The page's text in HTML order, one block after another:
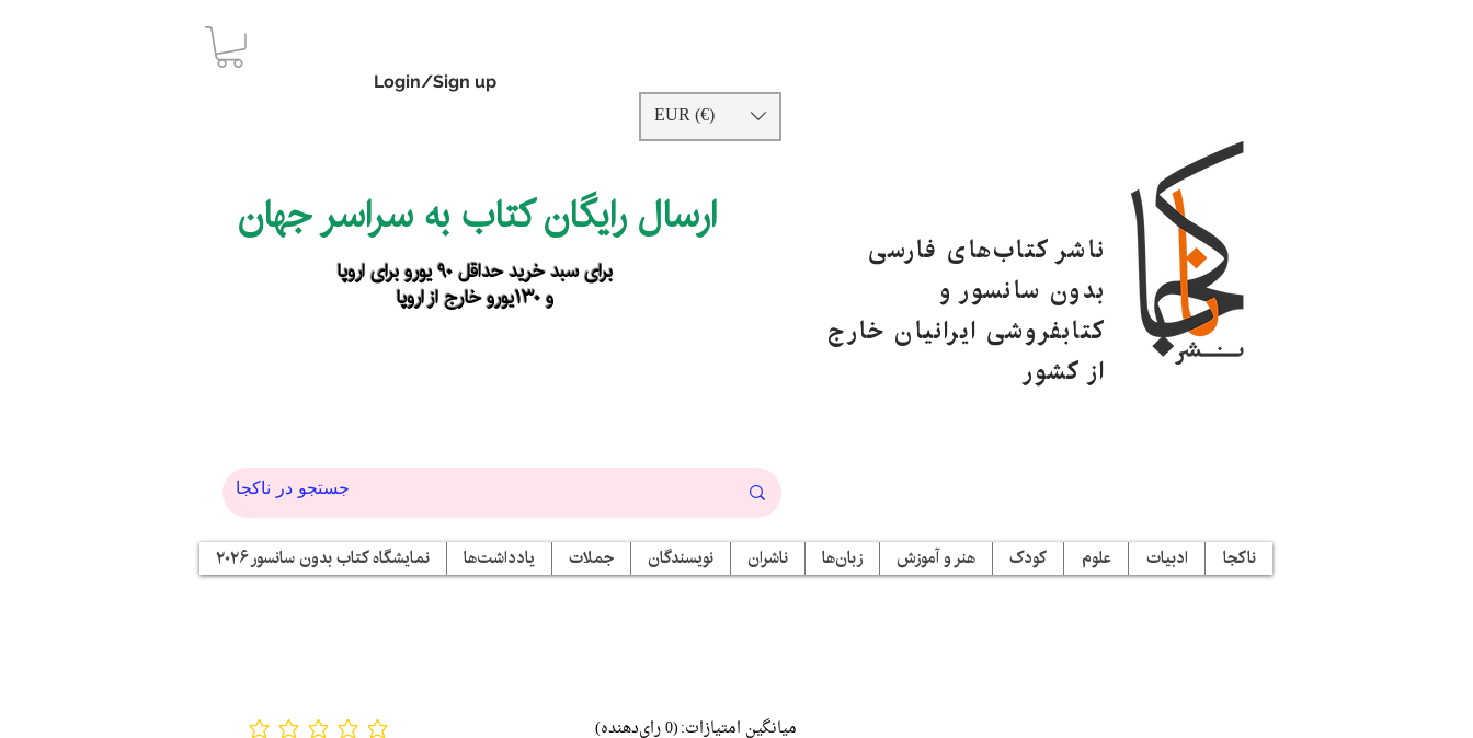
Login/Sign up
EUR (€)
ارسال رایگان کتاب به سراسر جهان
برای سبد خرید حداقل ۹۰ یورو برای اروپا
و ۱۳۰یورو خارج از اروپا
ناشر کتاب‌های فارسی
بدون سانسور و
کتابفروشی ایرانیان خارج
از کشور
ناکجا ادبیات علوم کودک هنر و آموزش زبان‌ها ناشران نویسندگان جملات یادداشت‌ها نمایشگاه کتاب بدون سانسور ۲۰۲۶
میانگین امتیازات:(0 رای‌دهنده)